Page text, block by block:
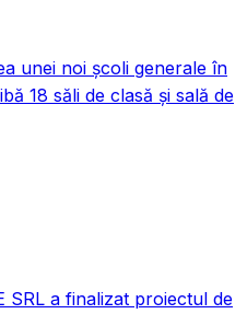
unei noi școli generale în
18 săli de clasă și sală de
SRL a finalizat proiectul de